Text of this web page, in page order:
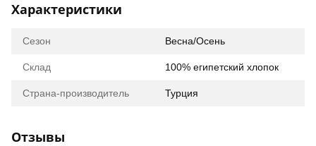
Характеристики
Сезон Весна/Осень
Склад 100% египетский хлопок
Страна-производитель Турция
Отзывы